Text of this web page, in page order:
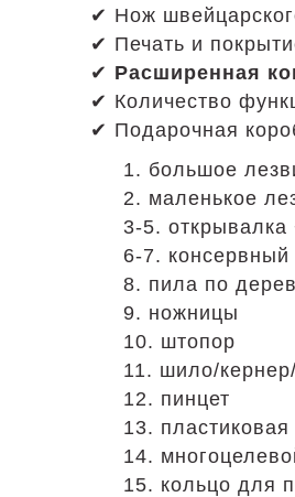
✔ Нож
✔ Печать и
✔ Расширенная
✔ Количество
✔ Подарочная
1. большое
2. маленькое
3-5.
6-7.
8. пила по
9. ножницы
10. штопор
11. шило/
12. пинцет
13. пластиковая
14.
15. кольцо для